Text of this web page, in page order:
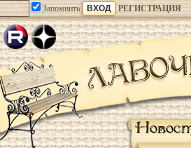
Запомнить РЕГИСТРАЦИЯ